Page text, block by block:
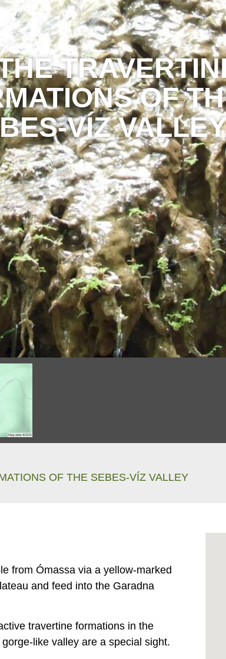
OF
VÍZ
OF THE SEBES-VÍZ VALLEY
from Ómassa via a yellow-marked
and feed into the Garadna
travertine formations in the
like valley are a special sight.